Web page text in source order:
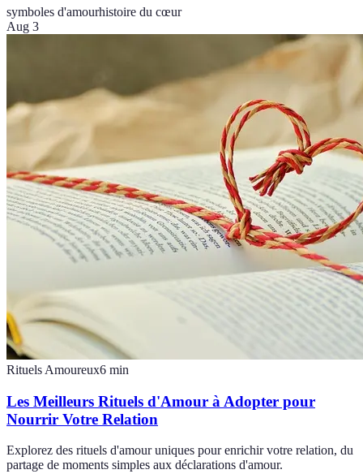
symboles d'amourhistoire du cœur
Aug 3
Rituels Amoureux6 min
Les Meilleurs Rituels d'Amour à Adopter pour
Nourrir Votre Relation
Explorez des rituels d'amour uniques pour enrichir votre relation, du
partage de moments simples aux déclarations d'amour.